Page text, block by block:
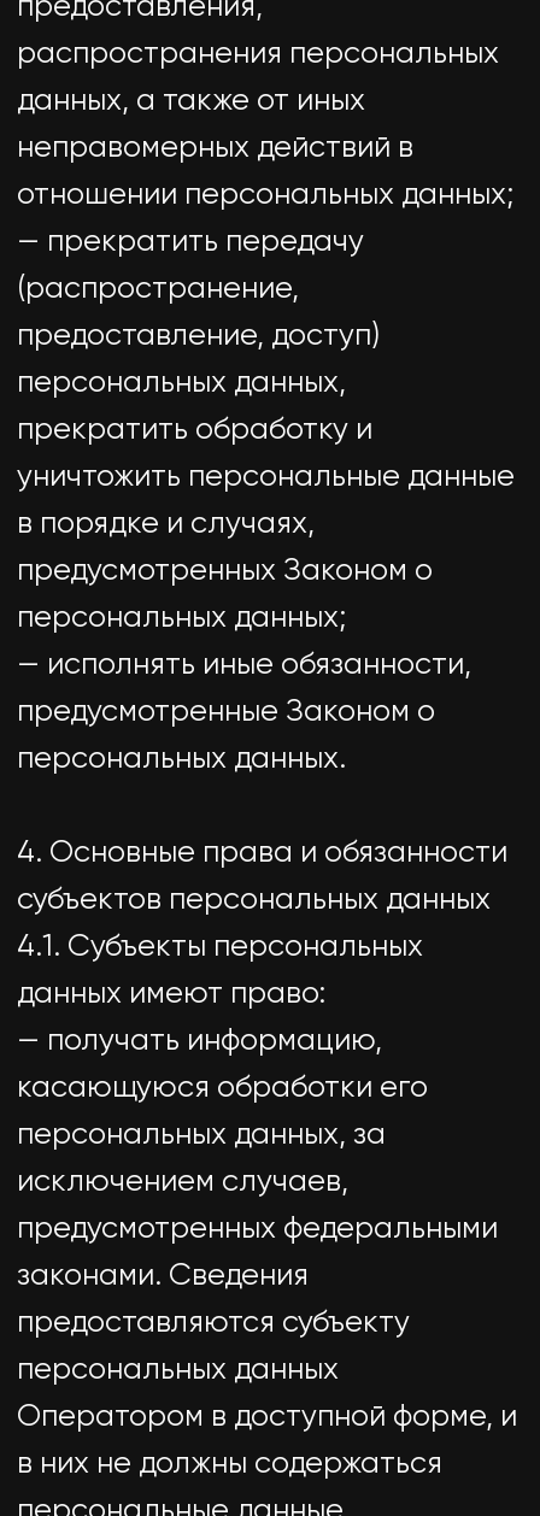
заранее определенных и законных
целей. Не допускается обработка
персональных данных,
персональных данных.
5.3. Не допускается объединение
персональные данные, обработка
которых осуществляется в целях,
несовместимых между собой.
персональные данные, которые
отвечают целям их обработки.
обрабатываемых персональных
данных соответствуют
заявленным целям обработки. Не
обрабатываемых персональных
данных по отношению к
заявленным целям их обработки.
5.6. При обработке персональных
данных обеспечивается точность
случаях и актуальность по
отношению к целям обработки
персональных данных. Оператор
принимает необходимые меры и/
или обеспечивает их принятие по
удалению или уточнению
5.7. Хранение персональных
данных осуществляется в форме,
субъекта персональных данных,
не дольше, чем этого требуют
цели обработки персональных
персональных данных не
установлен федеральным законом,
договором, стороной которого,
выгодоприобретателем или
поручителем по которому
является субъект персональных